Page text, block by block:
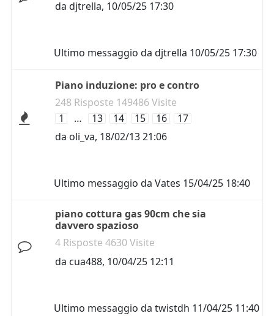
da djtrella, 10/05/25 17:30
Ultimo messaggio da djtrella 10/05/25 17:30
Piano induzione: pro e contro
248 Risposte 149486 Visite
1
… 13 14 15 16
17
da oli_va, 18/02/13 21:06
Ultimo messaggio da Vates 15/04/25 18:40
piano cottura gas 90cm che sia
davvero spazioso
4 Risposte 4630 Visite
da cua488, 10/04/25 12:11
Ultimo messaggio da twistdh 11/04/25 11:40